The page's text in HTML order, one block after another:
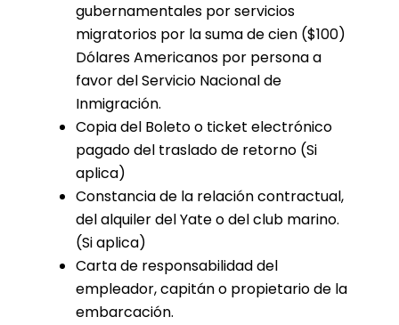
gubernamentales por servicios
migratorios por la suma de cien ($100)
Dólares Americanos por persona a
favor del Servicio Nacional de
Inmigración.
Copia del Boleto o ticket electrónico
pagado del traslado de retorno (Si
aplica)
Constancia de la relación contractual,
del alquiler del Yate o del club marino.
(Si aplica)
Carta de responsabilidad del
empleador, capitán o propietario de la
embarcación.